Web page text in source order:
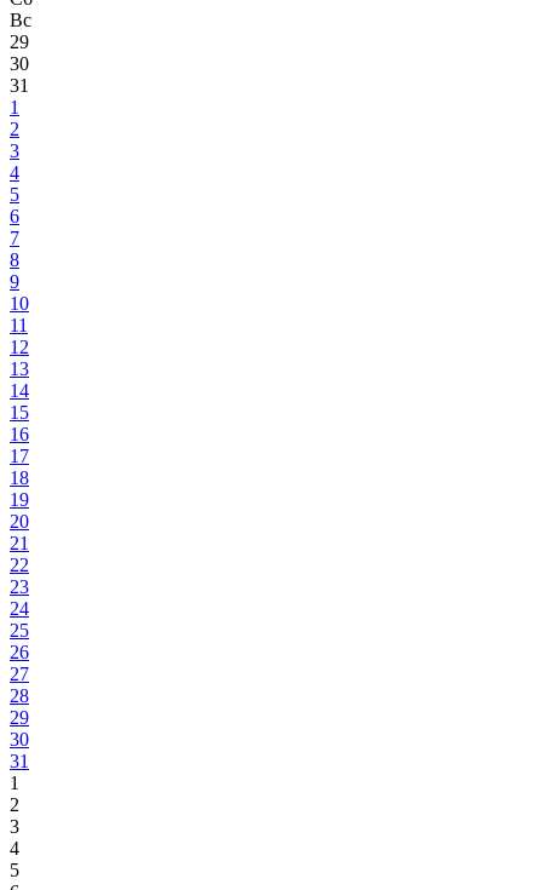
Вс
29
30
31
1
2
3
4
5
6
7
8
9
10
11
12
13
14
15
16
17
18
19
20
21
22
23
24
25
26
27
28
29
30
31
1
2
3
4
5